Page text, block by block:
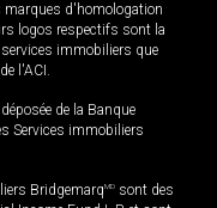
marques d'homologation
logos respectifs sont la
immobiliers que
l'ACI.
de la Banque
Services immobiliers
BridgemarqMD sont des